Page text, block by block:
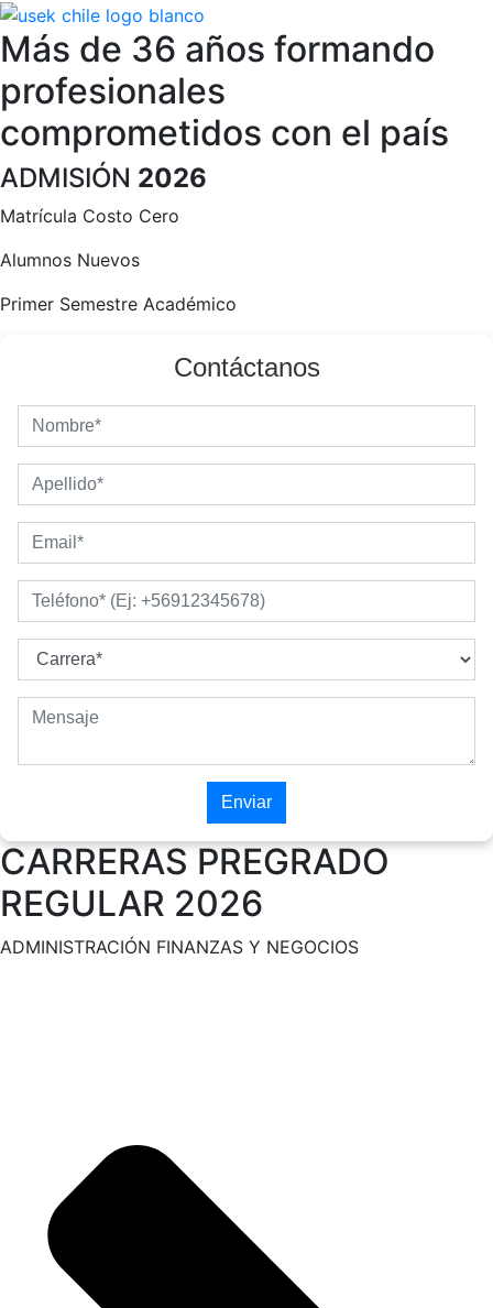
Más de 36 años formando
profesionales
comprometidos con el país
ADMISIÓN 2026
Matrícula Costo Cero
Alumnos Nuevos
Primer Semestre Académico
Contáctanos
CARRERAS PREGRADO
REGULAR 2026
ADMINISTRACIÓN FINANZAS Y NEGOCIOS